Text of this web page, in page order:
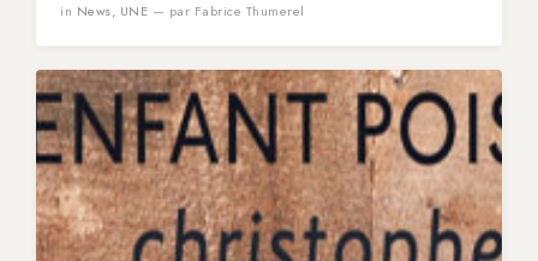
in News, UNE — par Fabrice Thumerel